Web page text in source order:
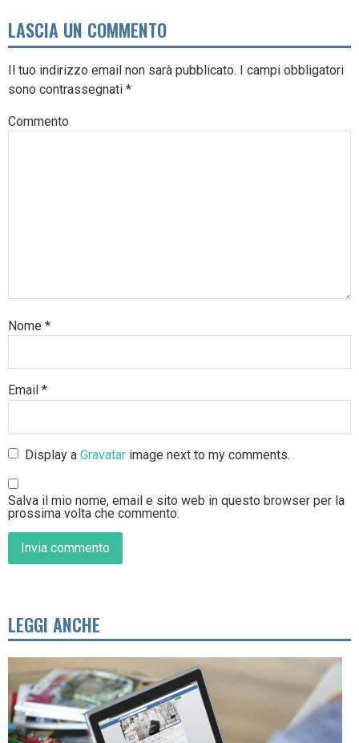
LASCIA UN COMMENTO
Il tuo indirizzo email non sarà pubblicato. I campi obbligatori
sono contrassegnati *
Commento
Nome *
Email *
Display aGravatar image next to my comments.
Salva il mio nome, email e sito web in questo browser per la
prossima volta che commento.
LEGGI ANCHE